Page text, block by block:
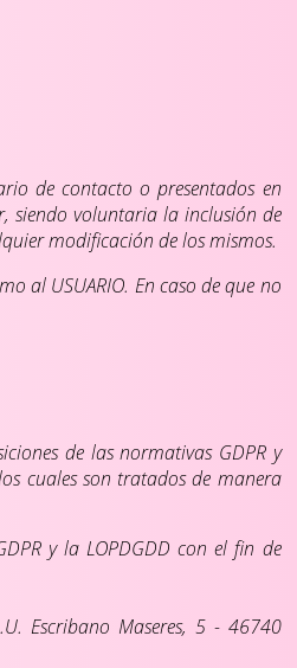
de contacto o presentados en
siendo voluntaria la inclusión de
modificación de los mismos.
al USUARIO. En caso de que no
de las normativas GDPR y
cuales son tratados de manera
y la LOPDGDD con el fin de
Escribano Maseres, 5 - 46740